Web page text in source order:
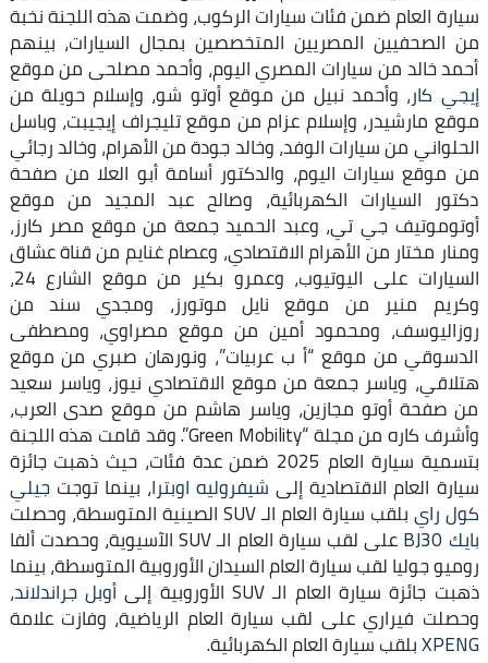
سيارة العام ضمن فئات سيارات الركوب، وضمت هذه اللجنة نخبة
من الصحفيين المصريين المتخصصين بمجال السيارات، بينهم
أحمد خالد من سيارات المصري اليوم، وأحمد مصلحى من موقع
إيجي كار، وأحمد نبيل من موقع أوتو شو، وإسلام حويلة من
موقع مارشيدر، وإسلام عزام من موقع تليجراف إيجيبت، وباسل
الحلواني من سيارات الوفد، وخالد جودة من الأهرام، وخالد رجائي
من موقع سيارات اليوم، والدكتور أسامة أبو العلا من صفحة
دكتور السيارات الكهربائية، وصالح عبد المجيد من موقع
أوتوموتيف جي تي، وعبد الحميد جمعة من موقع مصر كارز،
ومنار مختار من الأهرام الاقتصادي، وعصام غنايم من قناة عشاق
السيارات على اليوتيوب، وعمرو بكير من موقع الشارع 24،
وكريم منير من موقع نايل موتورز، ومجدي سند من
روزاليوسف، ومحمود أمين من موقع مصراوي، ومصطفى
الدسوقي من موقع “أ ب عربيات”، ونورهان صبري من موقع
هتلاقي، وياسر جمعة من موقع الاقتصادي نيوز، وياسر سعيد
من صفحة أوتو مجازين، وياسر هاشم من موقع صدى العرب،
وأشرف كاره من مجلة “Green Mobility”. وقد قامت هذه اللجنة
بتسمية سيارة العام 2025 ضمن عدة فئات، حيث ذهبت جائزة
سيارة العام الاقتصادية إلى شيفروليه اوبترا، بينما توجتجيلي
كول رايبلقب سيارة العام الـ SUV الصينية المتوسطة، وحصلت
بايك BJ30 على لقب سيارة العام الـ SUV الآسيوية، وحصدت ألفا
روميو جوليا لقب سيارة العام السيدان الأوروبية المتوسطة، بينما
ذهبت جائزة سيارة العام الـ SUV الأوروبية إلى أوبل جراندلاند،
وحصلت فيراري على لقب سيارة العام الرياضية، وفازت علامة
XPENGبلقب سيارة العام الكهربائية.